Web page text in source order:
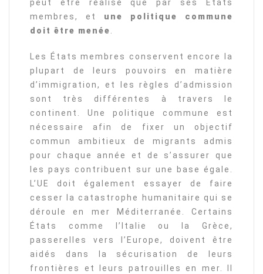
peut être réalisé que par ses États
membres, et une politique commune
doit être menée
Les États membres conservent encore la
plupart de leurs pouvoirs en matière
d’immigration, et les règles d’admission
sont très différentes à travers le
continent. Une politique commune est
nécessaire afin de fixer un objectif
commun ambitieux de migrants admis
pour chaque année et de s’assurer que
les pays contribuent sur une base égale.
L’UE doit également essayer de faire
cesser la catastrophe humanitaire qui se
déroule en mer Méditerranée. Certains
États comme l’Italie ou la Grèce,
passerelles vers l’Europe, doivent être
aidés dans la sécurisation de leurs
frontières et leurs patrouilles en mer. Il